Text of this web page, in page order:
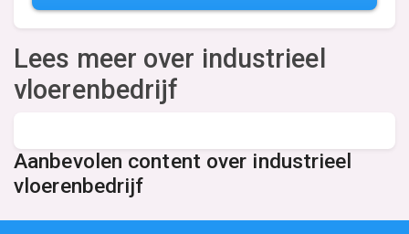
Lees meer over industrieel
vloerenbedrijf
Aanbevolen content over industrieel
vloerenbedrijf